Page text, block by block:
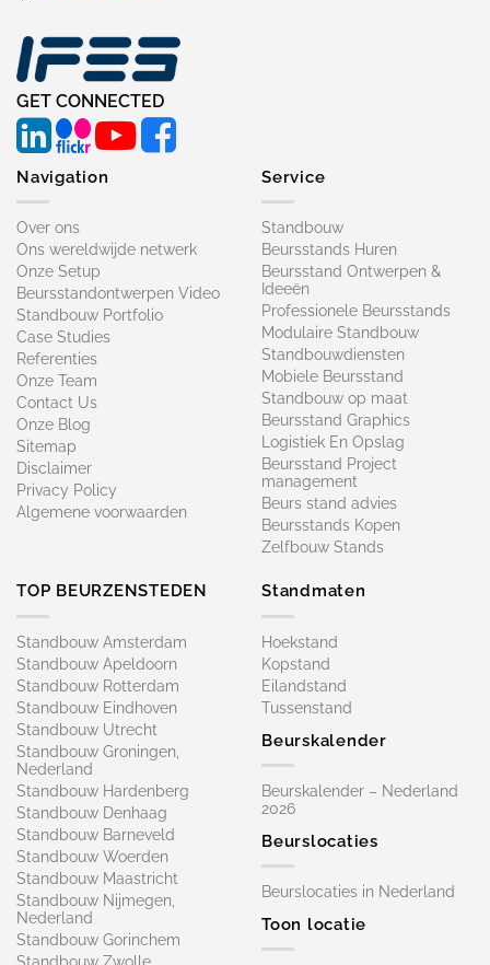
GET CONNECTED
Navigation
Over ons
Ons wereldwijde netwerk
Onze Setup
Beursstandontwerpen Video
Standbouw Portfolio
Case Studies
Referenties
Onze Team
Contact Us
Onze Blog
Sitemap
Disclaimer
Privacy Policy
Algemene voorwaarden
Service
Standbouw
Beursstands Huren
Beursstand Ontwerpen &
Ideeën
Professionele Beursstands
Modulaire Standbouw
Standbouwdiensten
Mobiele Beursstand
Standbouw op maat​
Beursstand Graphics
Logistiek En Opslag
Beursstand Project
management
Beurs stand advies
Beursstands Kopen
Zelfbouw Stands
TOP BEURZENSTEDEN
Standbouw Amsterdam
Standbouw Apeldoorn
Standbouw Rotterdam
Standbouw Eindhoven
Standbouw Utrecht
Standbouw Groningen,
Nederland
Standbouw Hardenberg
Standbouw Denhaag
Standbouw Barneveld
Standbouw Woerden
Standbouw Maastricht
Standbouw Nijmegen,
Nederland
Standbouw Gorinchem
Standbouw Zwolle
Standmaten
Hoekstand
Kopstand
Eilandstand
Tussenstand
Beurskalender
Beurskalender – Nederland
2026
Beurslocaties
Beurslocaties in Nederland
Toon locatie